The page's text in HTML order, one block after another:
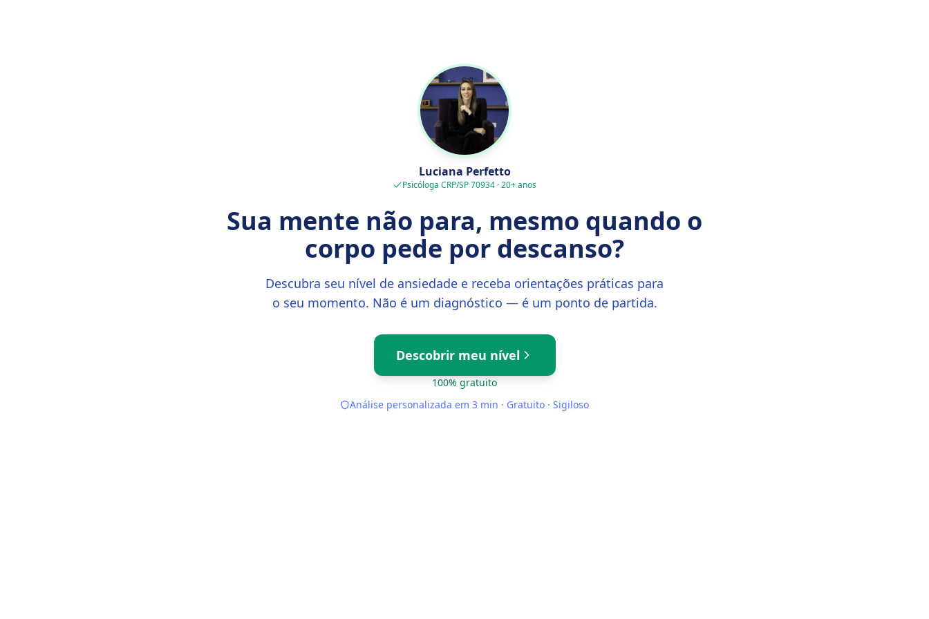
Luciana Perfetto
Psicóloga CRP/SP 70934 · 20+ anos
Sua mente não para, mesmo quando o
corpo pede por descanso?
Descubra seu nível de ansiedade e receba orientações práticas para
o seu momento. Não é um diagnóstico — é um ponto de partida.
Descobrir meu nível
100% gratuito
Análise personalizada em 3 min · Gratuito · Sigiloso